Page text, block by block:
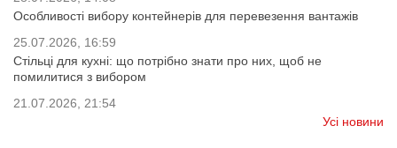
Особливості вибору контейнерів для перевезення вантажів
25.07.2026, 16:59
Стільці для кухні: що потрібно знати про них, щоб не
помилитися з вибором
21.07.2026, 21:54
Усі новини